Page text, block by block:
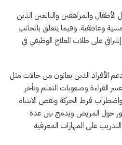
والمراهقين والبالغين الذين
وعاطفية. وفيما يتعلق بالجانب
على طلاب العلاج الوظيفي في
الذين يعانون من حالات مثل
القراءة وصعوبات التعلم وتأخر
واضطراب فرط الحركة ونقص الانتباه.
حول المريض ويدمج بين عدة
على المهارات المعرفية